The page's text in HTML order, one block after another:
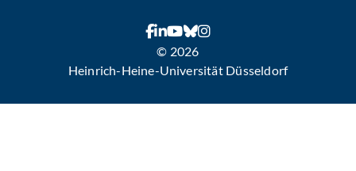
© 2026
Heinrich-Heine-Universität Düsseldorf